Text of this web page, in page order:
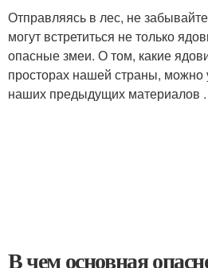
Отправляясь в лес, не
могут встретиться не только
опасные змеи. О том, какие
просторах нашей страны, можно
наших предыдущих материалов .
В чем основная